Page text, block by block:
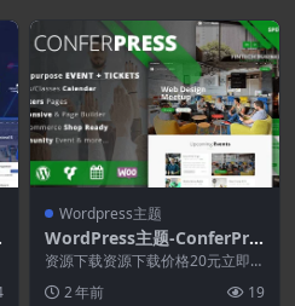
Wordpress主题
WordPress主题-ConferPre
ss 2.8.0–多功能活动门票Wo
rdPress主题
资源下载资源下载价格20元立即购
2 年前 19